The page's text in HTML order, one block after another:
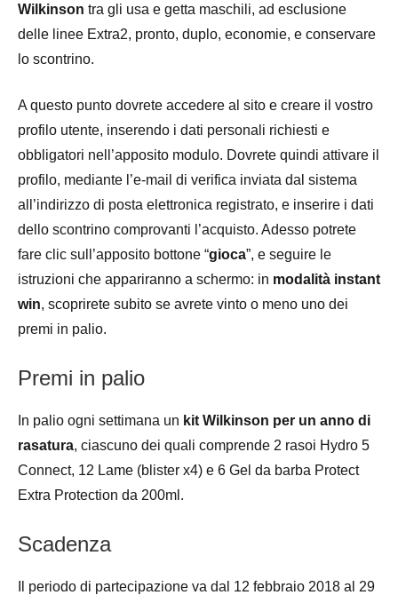
Wilkinson tra gli usa e getta maschili, ad esclusione
delle linee Extra2, pronto, duplo, economie, e conservare
lo scontrino.
A questo punto dovrete accedere al sito e creare il vostro
profilo utente, inserendo i dati personali richiesti e
obbligatori nell’apposito modulo. Dovrete quindi attivare il
profilo, mediante l’e-mail di verifica inviata dal sistema
all’indirizzo di posta elettronica registrato, e inserire i dati
dello scontrino comprovanti l’acquisto. Adesso potrete
fare clic sull’apposito bottone “gioca”, e seguire le
istruzioni che appariranno a schermo: in modalità instant
win, scoprirete subito se avrete vinto o meno uno dei
premi in palio.
Premi in palio
In palio ogni settimana un kit Wilkinson per un anno di
rasatura, ciascuno dei quali comprende 2 rasoi Hydro 5
Connect, 12 Lame (blister x4) e 6 Gel da barba Protect
Extra Protection da 200ml.
Scadenza
Il periodo di partecipazione va dal 12 febbraio 2018 al 29